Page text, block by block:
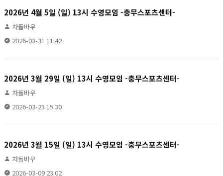
2026년 4월 5일 (일) 13시 수영모임 -충무스포츠센터-
차돌바우
2026-03-31 11:42
2026년 3월 29일 (일) 13시 수영모임 -충무스포츠센터-
차돌바우
2026-03-23 15:30
2026년 3월 15일 (일) 13시 수영모임 -충무스포츠센터-
차돌바우
2026-03-09 23:02